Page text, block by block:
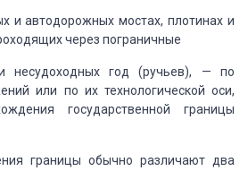
и автодорожных мостах, плотинах и
через пограничные
несудоходных год (ручьев), — по
или по их технологической оси,
государственной границы
границы обычно различают два